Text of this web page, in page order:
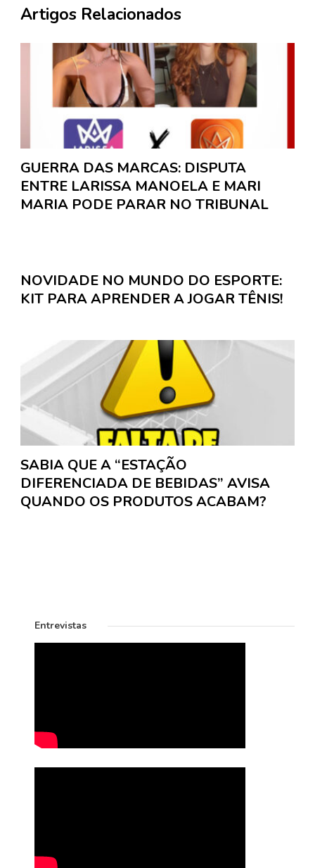
Artigos Relacionados
GUERRA DAS MARCAS: DISPUTA
ENTRE LARISSA MANOELA E MARI
MARIA PODE PARAR NO TRIBUNAL
NOVIDADE NO MUNDO DO ESPORTE:
KIT PARA APRENDER A JOGAR TÊNIS!
SABIA QUE A “ESTAÇÃO
DIFERENCIADA DE BEBIDAS” AVISA
QUANDO OS PRODUTOS ACABAM?
Entrevistas